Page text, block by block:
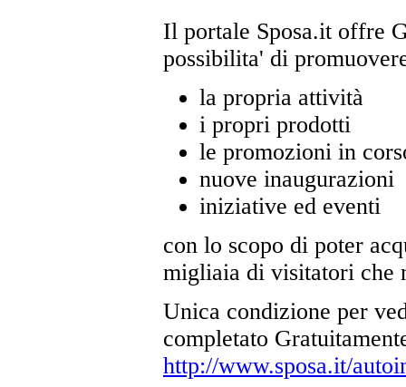
Il portale Sposa.it offre
possibilita' di
la propria attività
i propri prodotti
le promozioni in
nuove inaugurazioni
iniziative ed eventi
con lo scopo di poter
migliaia di visitatori che
Unica condizione per
completato
http://www.sposa.it/